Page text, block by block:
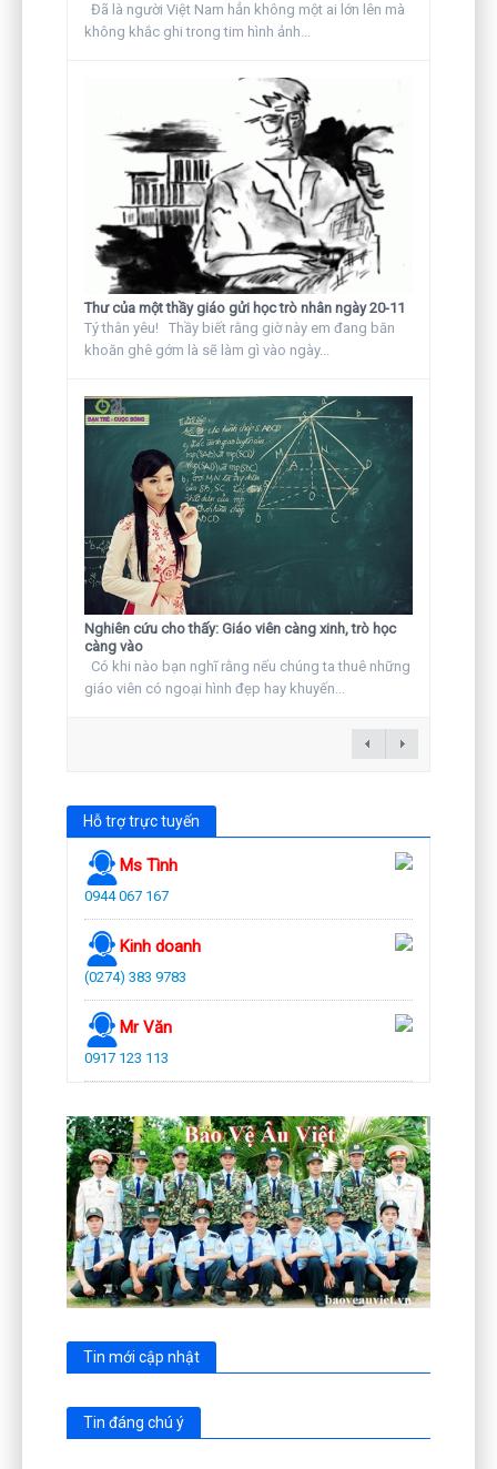
Đã là người Việt Nam hẳn không một ai lớn lên mà
không khắc ghi trong tim hình ảnh...
Thư của một thầy giáo gửi học trò nhân ngày 20-11
Tý thân yêu! Thầy biết rằng giờ này em đang băn
khoăn ghê gớm là sẽ làm gì vào ngày...
Nghiên cứu cho thấy: Giáo viên càng xinh, trò học
càng vào
Có khi nào bạn nghĩ rằng nếu chúng ta thuê những
giáo viên có ngoại hình đẹp hay khuyến...
Hỗ trợ trực tuyến
Ms Tình
0944 067 167
Kinh doanh
(0274) 383 9783
Mr Văn
0917 123 113
Tin mới cập nhật
Tin đáng chú ý